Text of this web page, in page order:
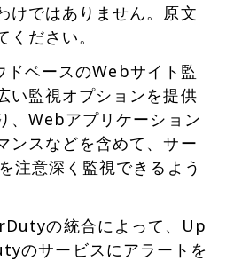
けではありません。原文
ください。
ベースのWebサイト監
い監視オプションを提供
、Webアプリケーション
ンスなどを含めて、サー
注意深く監視できるよう
の統合によって、Up
のサービスにアラートを